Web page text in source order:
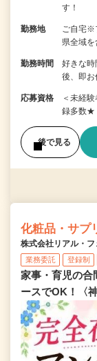
す！
勤務地
ご自宅※
県全域
勤務時間
好きな
後、即
応募資格
＜未経
録多数★
後で見る
化粧品・サプ
株式会社リアル・フ
業務委託 登録制
家事・育児の合
ースでOK！〈